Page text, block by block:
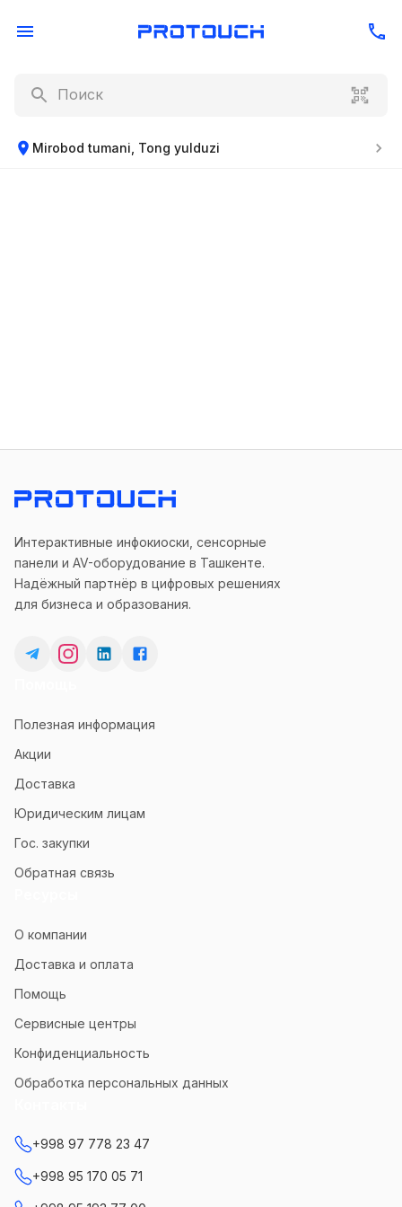
Mirobod tumani, Tong yulduzi
Интерактивные инфокиоски, сенсорные
панели и AV-оборудование в Ташкенте.
Надёжный партнёр в цифровых решениях
для бизнеса и образования.
Полезная информация
Акции
Доставка
Юридическим лицам
Гос. закупки
Обратная связь
О компании
Доставка и оплата
Помощь
Сервисные центры
Конфиденциальность
Обработка персональных данных
+998 97 778 23 47
+998 95 170 05 71